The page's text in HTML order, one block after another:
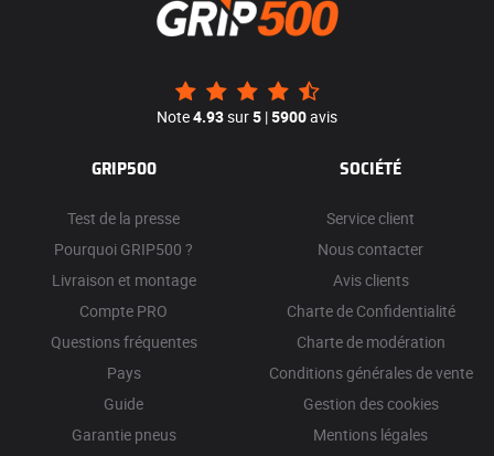
Note4.93sur5 |5900avis
GRIP500
Test de la presse
Pourquoi GRIP500 ?
Livraison et montage
Compte PRO
Questions fréquentes
Pays
Guide
Garantie pneus
SOCIÉTÉ
Service client
Nous contacter
Avis clients
Charte de Confidentialité
Charte de modération
Conditions générales de vente
Gestion des cookies
Mentions légales